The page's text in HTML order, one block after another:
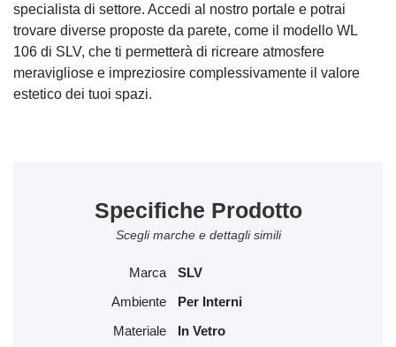
specialista di settore. Accedi al nostro portale e potrai
trovare diverse proposte da parete, come il modello WL
106 di SLV, che ti permetterà di ricreare atmosfere
meravigliose e impreziosire complessivamente il valore
estetico dei tuoi spazi.
Specifiche Prodotto
Scegli marche e dettagli simili
Marca SLV
Ambiente Per Interni
Materiale In Vetro